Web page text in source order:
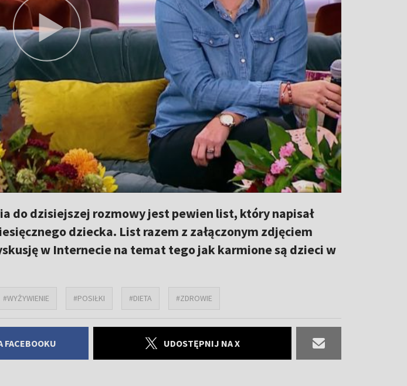
do dzisiejszej rozmowy jest pewien list, który napisał
dziecka. List razem z załączonym zdjęciem
w Internecie na temat tego jak karmione są dzieci w
#WYŻYWIENIE #POSIŁKI #DIETA #ZDROWIE
FACEBOOKU UDOSTĘPNIJ NA X